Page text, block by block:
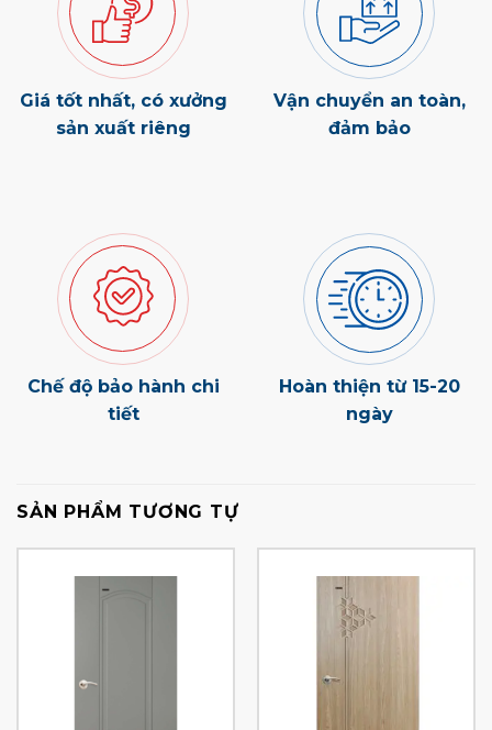
Giá tốt nhất, có xưởng
sản xuất riêng
Vận chuyển an toàn,
đảm bảo
Chế độ bảo hành chi
tiết
Hoàn thiện từ 15-20
ngày
SẢN PHẨM TƯƠNG TỰ